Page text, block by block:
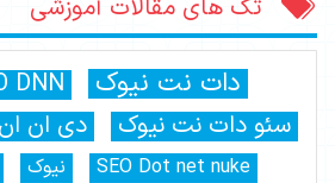
تگ های مقالات آموزشی
دات نت نیوک DNN
سئو دات نت نیوک
دی ان ان
SEO Dot net nuke نیوک